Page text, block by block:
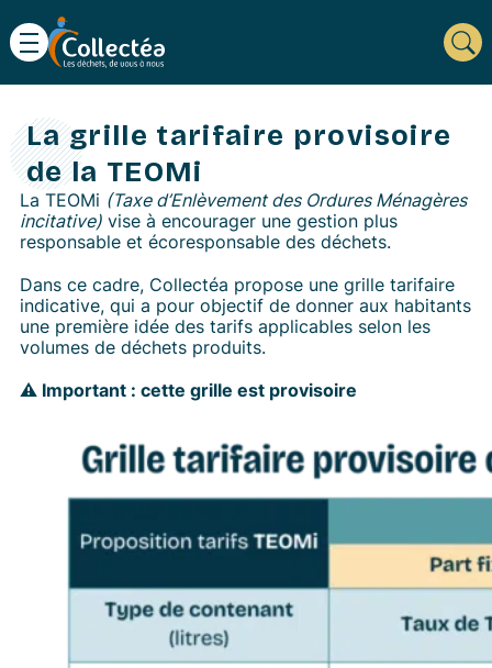
La grille tarifaire provisoire
de la TEOMi
La TEOMi (Taxe d’Enlèvement des Ordures Ménagères
incitative)vise à encourager une gestion plus
responsable et écoresponsable des déchets.
Dans ce cadre, Collectéa propose une grille tarifaire
indicative, qui a pour objectif de donner aux habitants
une première idée des tarifs applicables selon les
volumes de déchets produits.
⚠️ Important : cette grille est provisoire